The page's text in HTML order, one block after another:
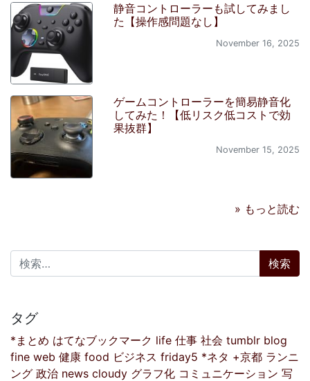
静音コントローラーも試してみまし
た【操作感問題なし】
November 16, 2025
ゲームコントローラーを簡易静音化
してみた！【低リスク低コストで効
果抜群】
November 15, 2025
» もっと読む
検索:
タグ
*まとめ はてなブックマーク life 仕事 社会 tumblr blog
fine web 健康 food ビジネス friday5 *ネタ +京都 ランニ
ング 政治 news cloudy グラフ化 コミュニケーション 写